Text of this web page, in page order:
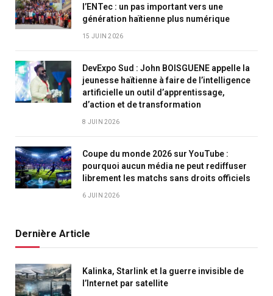
l’ENTec : un pas important vers une
génération haïtienne plus numérique
15 JUIN 2026
DevExpo Sud : John BOISGUENE appelle la
jeunesse haïtienne à faire de l’intelligence
artificielle un outil d’apprentissage,
d’action et de transformation
8 JUIN 2026
Coupe du monde 2026 sur YouTube :
pourquoi aucun média ne peut rediffuser
librement les matchs sans droits officiels
6 JUIN 2026
Dernière Article
Kalinka, Starlink et la guerre invisible de
l’Internet par satellite